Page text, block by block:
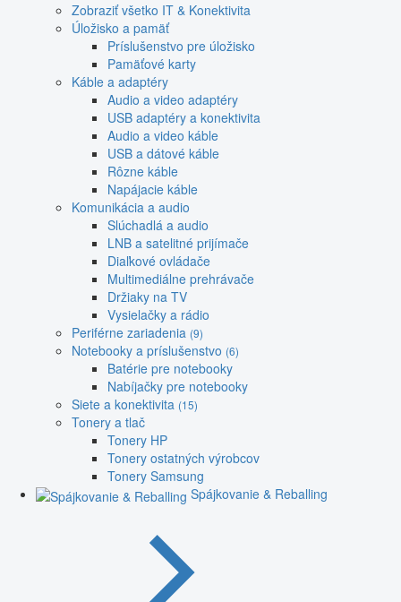
Zobraziť všetko IT & Konektivita
Úložisko a pamäť
Príslušenstvo pre úložisko
Pamäťové karty
Káble a adaptéry
Audio a video adaptéry
USB adaptéry a konektivita
Audio a video káble
USB a dátové káble
Rôzne káble
Napájacie káble
Komunikácia a audio
Slúchadlá a audio
LNB a satelitné prijímače
Diaľkové ovládače
Multimediálne prehrávače
Držiaky na TV
Vysielačky a rádio
Periférne zariadenia (9)
Notebooky a príslušenstvo (6)
Batérie pre notebooky
Nabíjačky pre notebooky
Siete a konektivita (15)
Tonery a tlač
Tonery HP
Tonery ostatných výrobcov
Tonery Samsung
Spájkovanie & Reballing